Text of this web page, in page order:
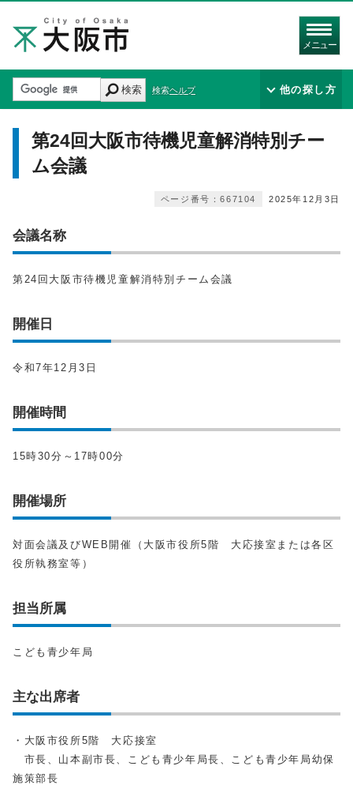
メニュー
検索 検索ヘルプ 他の探し方
第24回大阪市待機児童解消特別チー
ム会議
2025年12月3日
ページ番号：667104
会議名称
第24回大阪市待機児童解消特別チーム会議
開催日
令和7年12月3日
開催時間
15時30分～17時00分
開催場所
対面会議及びWEB開催（大阪市役所5階 大応接室または各区
役所執務室等）
担当所属
こども青少年局
主な出席者
・大阪市役所5階 大応接室
市長、山本副市長、こども青少年局長、こども青少年局幼保
施策部長